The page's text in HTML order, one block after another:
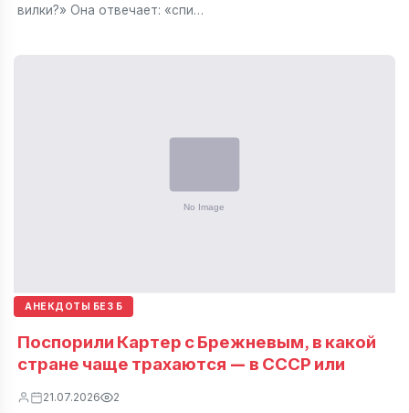
вилки?» Она отвечает: «спи…
АНЕКДОТЫ БЕЗ Б
Поспорили Картер с Брежневым, в какой
стране чаще трахаются — в СССР или
21.07.2026 2